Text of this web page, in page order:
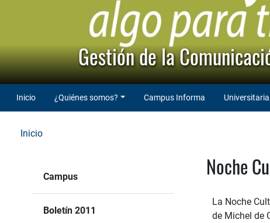
Gestión de la
Inicio ¿Quiénes somos? Campus Informa
Inicio
Campus
Boletín 2011
Noche
La Noche
de Michel de